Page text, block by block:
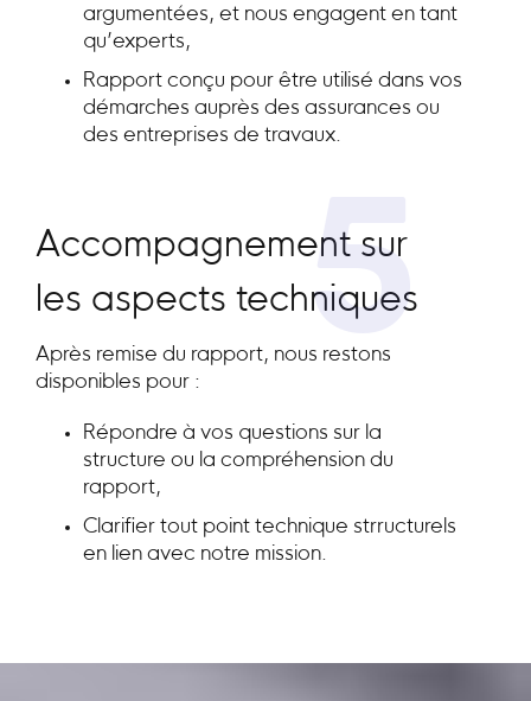
argumentées, et nous engagent en tant
qu’experts,
Rapport conçu pour être utilisé dans vos
démarches auprès des assurances ou
des entreprises de travaux.
5
Accompagnement sur
les aspects techniques
Après remise du rapport, nous restons
disponibles pour :
Répondre à vos questions sur la
structure ou la compréhension du
rapport,
Clarifier tout point technique strructurels
en lien avec notre mission.